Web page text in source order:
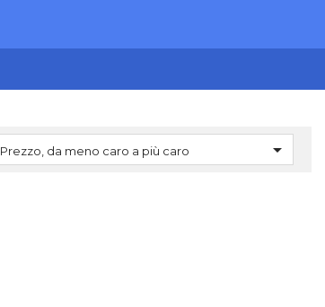
Prezzo, da meno caro a più caro 